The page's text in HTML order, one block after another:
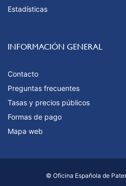
Estadísticas
INFORMACIÓN GENERAL
Contacto
Preguntas frecuentes
Tasas y precios públicos
Formas de pago
Mapa web
© Oficina Española de